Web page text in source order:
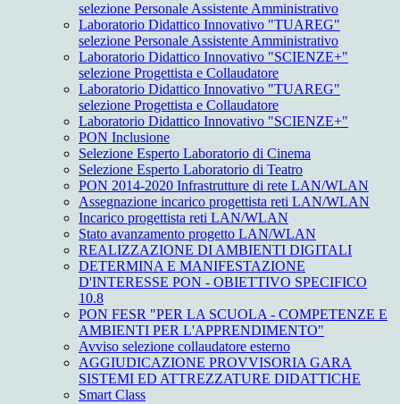
selezione Personale Assistente Amministrativo
Laboratorio Didattico Innovativo "TUAREG"
selezione Personale Assistente Amministrativo
Laboratorio Didattico Innovativo "SCIENZE+"
selezione Progettista e Collaudatore
Laboratorio Didattico Innovativo "TUAREG"
selezione Progettista e Collaudatore
Laboratorio Didattico Innovativo "SCIENZE+"
PON Inclusione
Selezione Esperto Laboratorio di Cinema
Selezione Esperto Laboratorio di Teatro
PON 2014-2020 Infrastrutture di rete LAN/WLAN
Assegnazione incarico progettista reti LAN/WLAN
Incarico progettista reti LAN/WLAN
Stato avanzamento progetto LAN/WLAN
REALIZZAZIONE DI AMBIENTI DIGITALI
DETERMINA E MANIFESTAZIONE
D'INTERESSE PON - OBIETTIVO SPECIFICO
10.8
PON FESR "PER LA SCUOLA - COMPETENZE E
AMBIENTI PER L'APPRENDIMENTO"
Avviso selezione collaudatore esterno
AGGIUDICAZIONE PROVVISORIA GARA
SISTEMI ED ATTREZZATURE DIDATTICHE
Smart Class